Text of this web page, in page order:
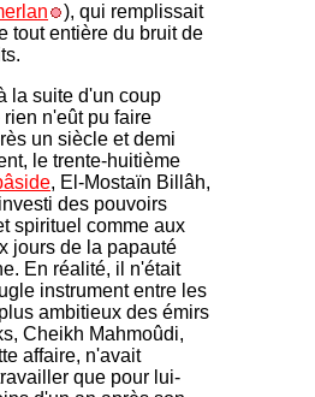
), qui remplissait
tout entière du bruit de
la suite d'un coup
n'eût pu faire
un siècle et demi
le trente-huitième
, El-Mostaïn Billâh,
des pouvoirs
spirituel comme aux
jours de la papauté
En réalité, il n'était
instrument entre les
ambitieux des émirs
Cheikh Mahmoûdi,
affaire, n'avait
que pour lui-